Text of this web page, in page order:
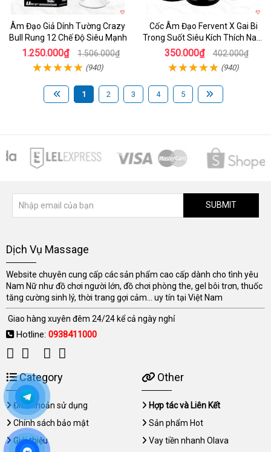
Âm Đạo Giả Dính Tường Crazy
Bull Rung 12 Chế Độ Siêu Mạnh
1.250.000₫ 1.506.000₫
(940)
Cốc Âm Đạo Fervent X Gai Bi
Trong Suốt Siêu Kích Thích Nam
Giới
350.000₫ 402.000₫
(940)
1 2 3 4 5
SUBMIT
Dịch Vụ Massage
Website chuyên cung cấp các sản phẩm cao cấp dành cho tình yêu
Nam Nữ như đồ chơi người lớn, đồ chơi phòng the, gel bôi trơn, thuốc
tăng cường sinh lý, thời trang gợi cảm... uy tín tại Việt Nam
Giao hàng xuyên đêm 24/24 kể cả ngày nghỉ
Hotline: 0938411000
Category
Điều khoản sử dụng
Chính sách bảo mật
Giới thiệu
Other
Hợp tác và Liên Kết
Sản phẩm Hot
Vay tiền nhanh Olava